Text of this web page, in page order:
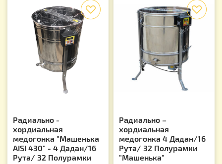
Радиально -
хордиальная
медогонка "Машенька
AISI 430" - 4 Дадан/16
Рута/ 32 Полурамки
Радиально –
хордиальная
медогонка 4 Дадан/16
Рута/ 32 Полурамки
"Машенька"